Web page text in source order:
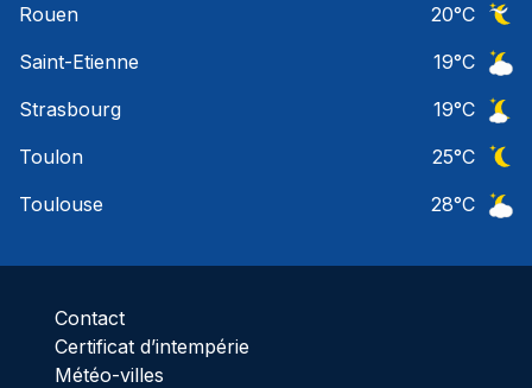
Rouen
20°C
Saint-Etienne
19°C
Strasbourg
19°C
Toulon
25°C
Toulouse
28°C
Contact
Certificat d’intempérie
Météo-villes